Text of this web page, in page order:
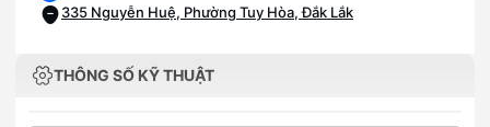
335 Nguyễn Huệ, Phường Tuy Hòa, Đắk Lắk
THÔNG SỐ KỸ THUẬT